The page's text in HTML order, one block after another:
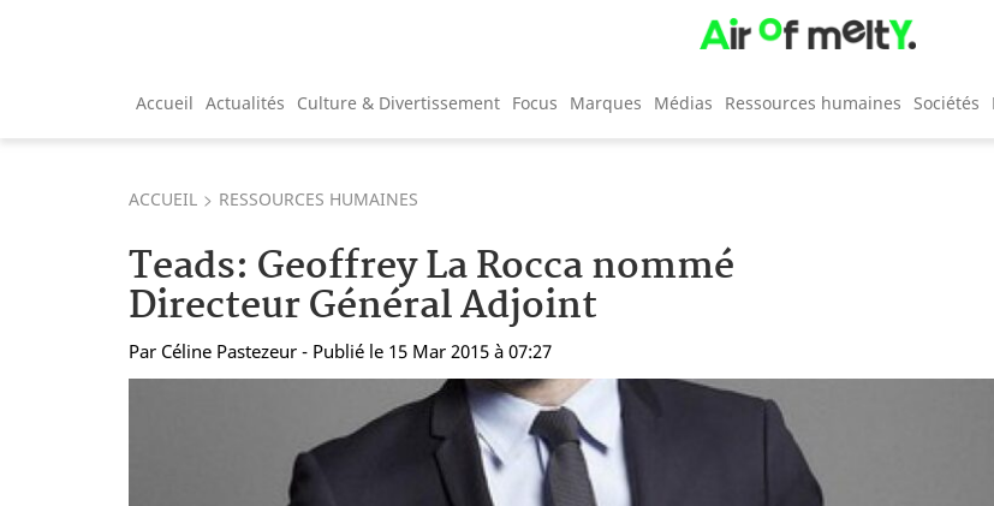
Accueil Actualités Culture & Divertissement Focus Marques Médias Ressources humaines Sociétés
ACCUEIL RESSOURCES HUMAINES
Teads: Geoffrey La Rocca nommé
Directeur Général Adjoint
Par Céline Pastezeur - Publié le 15 Mar 2015 à 07:27